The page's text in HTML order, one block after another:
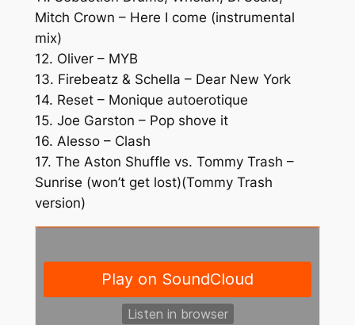
Mitch Crown – Here I come (instrumental
mix)
12. Oliver – MYB
13. Firebeatz & Schella – Dear New York
14. Reset – Monique autoerotique
15. Joe Garston – Pop shove it
16. Alesso – Clash
17. The Aston Shuffle vs. Tommy Trash –
Sunrise (won’t get lost)(Tommy Trash
version)